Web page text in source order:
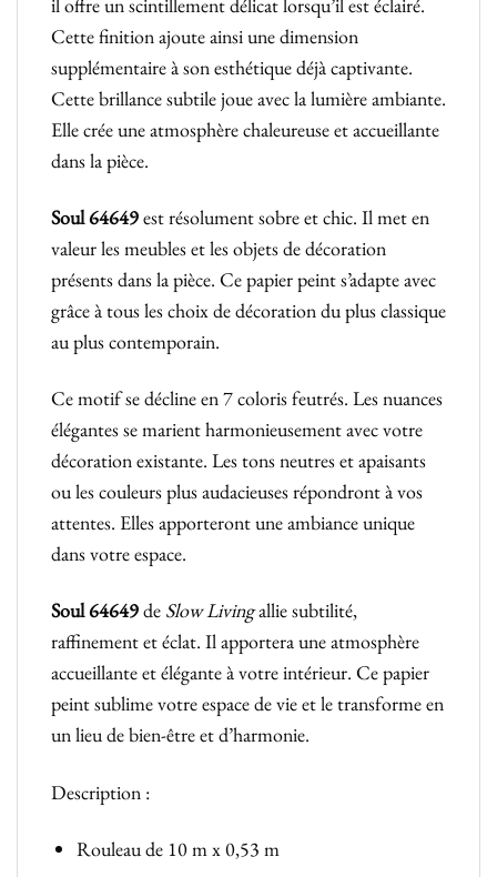
Cette finition ajoute ainsi une dimension
supplémentaire à son esthétique déjà captivante.
Cette brillance subtile joue avec la lumière ambiante.
Elle crée une atmosphère chaleureuse et accueillante
dans la pièce.
Soul 64649est résolument sobre et chic. Il met en
valeur les meubles et les objets de décoration
présents dans la pièce. Ce papier peint s’adapte avec
grâce à tous les choix de décoration du plus classique
au plus contemporain.
Ce motif se décline en 7 coloris feutrés. Les nuances
élégantes se marient harmonieusement avec votre
décoration existante. Les tons neutres et apaisants
ou les couleurs plus audacieuses répondront à vos
attentes. Elles apporteront une ambiance unique
dans votre espace.
Soul 64649de Slow Livingallie subtilité,
raffinement et éclat. Il apportera une atmosphère
accueillante et élégante à votre intérieur. Ce papier
peint sublime votre espace de vie et le transforme en
un lieu de bien-être et d’harmonie.
Description :
Rouleau de 10 m x 0,53 m